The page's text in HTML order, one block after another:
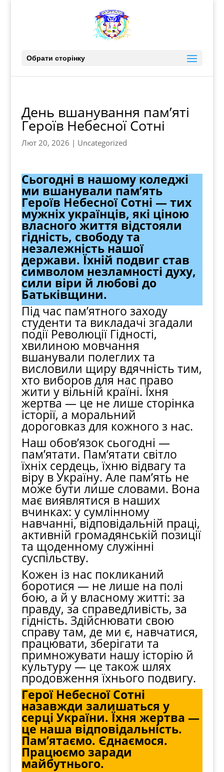
Обрати сторінку
День вшанування пам’яті
Героїв Небесної Сотні
Лют 20, 2026 | Uncategorized
Сьогодні в нашому коледжі
ми вшанували пам’ять
Героїв Небесної Сотні — тих
мужніх українців, які ціною
власного життя відстояли
гідність, свободу та
незалежність нашої
держави. Їхній подвиг став
символом незламності духу,
сили віри й любові до
Батьківщини.
Під час пам’ятного заходу
студенти та викладачі згадали
події Революції Гідності,
хвилиною мовчання
вшанували полеглих та
висловили щиру вдячність тим,
хто виборов для нас право
жити у вільній країні. Їхня
жертва — це не лише сторінка
історії, а моральний
дороговказ для кожного з нас.
Наш обов’язок сьогодні —
пам’ятати. Пам’ятати світло
їхніх сердець, їхню відвагу та
віру в Україну. Але пам’ять не
може бути лише словами. Вона
має виявлятися в наших
вчинках: у сумлінному
навчанні, відповідальній праці,
активній громадянській позиції
та щоденному служінні
суспільству.
Кожен із нас покликаний
боротися — не лише на полі
бою, а й у власному житті: за
правду, за справедливість, за
гідність. Здійснювати свою
справу там, де ми є, навчатися,
працювати, зберігати та
примножувати нашу історію й
культуру — це також шлях
продовження їхнього подвигу.
Герої Небесної Сотні
назавжди залишаться у
серці України. Їхня жертва —
це наша відповідальність.
Пам’ятаємо. Єднаємося.
Працюємо заради
майбутнього.